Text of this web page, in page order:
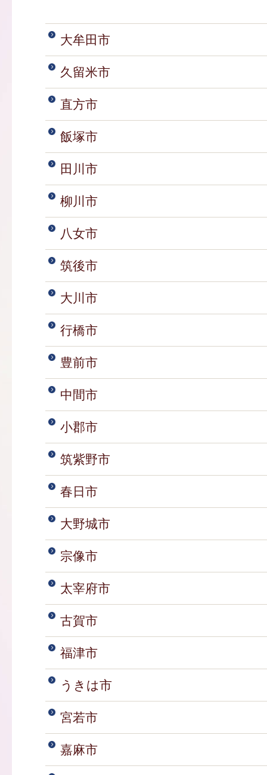
大牟田市
久留米市
直方市
飯塚市
田川市
柳川市
八女市
筑後市
大川市
行橋市
豊前市
中間市
小郡市
筑紫野市
春日市
大野城市
宗像市
太宰府市
古賀市
福津市
うきは市
宮若市
嘉麻市